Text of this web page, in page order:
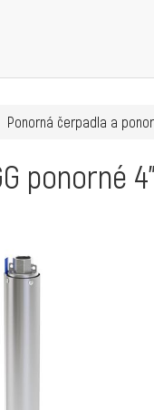
Ponorná čerpadla a
ponorné